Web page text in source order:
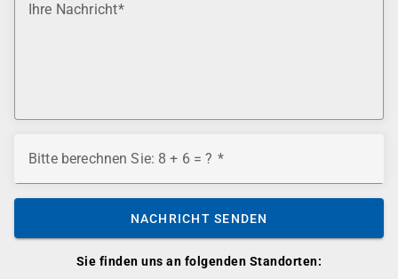
Sie finden uns an folgenden Standorten:
Ihre Nachricht
Bitte berechnen Sie: 8 + 6 = ?
NACHRICHT SENDEN